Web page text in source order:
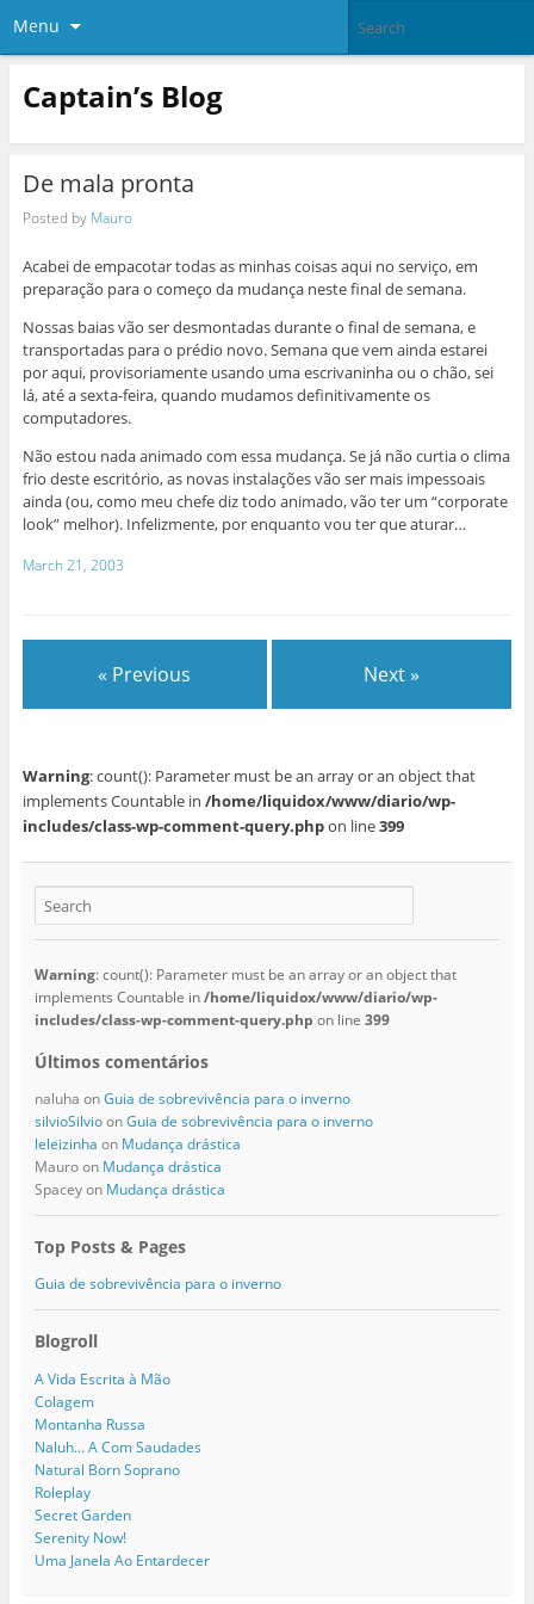
Menu
Captain’s Blog
De mala pronta
Posted by Mauro
Acabei de empacotar todas as minhas coisas aqui no serviço, em
preparação para o começo da mudança neste final de semana.
Nossas baias vão ser desmontadas durante o final de semana, e
transportadas para o prédio novo. Semana que vem ainda estarei
por aqui, provisoriamente usando uma escrivaninha ou o chão, sei
lá, até a sexta-feira, quando mudamos definitivamente os
computadores.
Não estou nada animado com essa mudança. Se já não curtia o clima
frio deste escritório, as novas instalações vão ser mais impessoais
ainda (ou, como meu chefe diz todo animado, vão ter um “corporate
look” melhor). Infelizmente, por enquanto vou ter que aturar…
March 21, 2003
« Previous Next »
Warning: count(): Parameter must be an array or an object that
implements Countable in /home/liquidox/www/diario/wp-
includes/class-wp-comment-query.phpon line399
Warning: count(): Parameter must be an array or an object that
implements Countable in/home/liquidox/www/diario/wp-
includes/class-wp-comment-query.php on line 399
Últimos comentários
naluha onGuia de sobrevivência para o inverno
silvioSilvioonGuia de sobrevivência para o inverno
leleizinha on Mudança drástica
Mauroon Mudança drástica
Spaceyon Mudança drástica
Top Posts & Pages
Guia de sobrevivência para o inverno
Blogroll
A Vida Escrita à Mão
Colagem
Montanha Russa
Naluh… A Com Saudades
Natural Born Soprano
Roleplay
Secret Garden
Serenity Now!
Uma Janela Ao Entardecer